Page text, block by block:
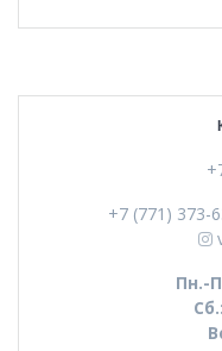
+7 (771) 373-
Пн.-
Сб.: